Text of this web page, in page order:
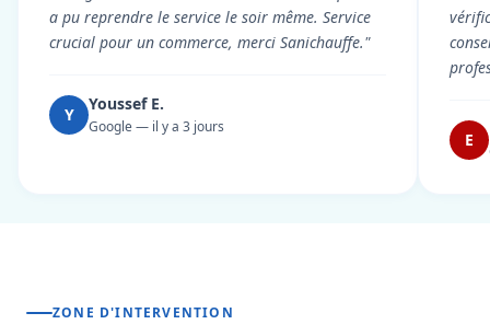
a pu reprendre le service le soir même. Service
crucial pour un commerce, merci Sanichauffe."
Y
Youssef E.
Google — il y a 3 jours
E
ZONE D'INTERVENTION